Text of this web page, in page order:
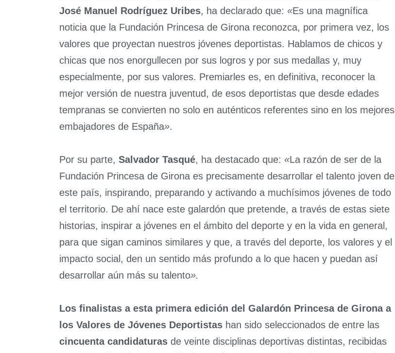
José Manuel Rodríguez Uribes, ha declarado que: «Es una magnífica
noticia que la Fundación Princesa de Girona reconozca, por primera vez, los
valores que proyectan nuestros jóvenes deportistas. Hablamos de chicos y
chicas que nos enorgullecen por sus logros y por sus medallas y, muy
especialmente, por sus valores. Premiarles es, en definitiva, reconocer la
mejor versión de nuestra juventud, de esos deportistas que desde edades
tempranas se convierten no solo en auténticos referentes sino en los mejores
embajadores de España».
Por su parte, Salvador Tasqué, ha destacado que: «La razón de ser de la
Fundación Princesa de Girona es precisamente desarrollar el talento joven de
este país, inspirando, preparando y activando a muchísimos jóvenes de todo
el territorio. De ahí nace este galardón que pretende, a través de estas siete
historias, inspirar a jóvenes en el ámbito del deporte y en la vida en general,
para que sigan caminos similares y que, a través del deporte, los valores y el
impacto social, den un sentido más profundo a lo que hacen y puedan así
desarrollar aún más su talento».
Los finalistas a esta primera edición del Galardón Princesa de Girona a
los Valores de Jóvenes Deportistas han sido seleccionados de entre las
cincuenta candidaturas de veinte disciplinas deportivas distintas, recibidas